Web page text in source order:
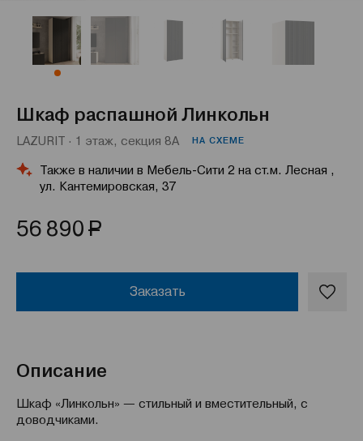
Шкаф распашной Линкольн
LAZURIT · 1 этаж, секция 8А НА СХЕМЕ
Также в наличии в Мебель-Сити 2 на ст.м. Лесная ,
ул. Кантемировская, 37
56 890 Р
Заказать
Описание
Шкаф «Линкольн» — стильный и вместительный, с
доводчиками.